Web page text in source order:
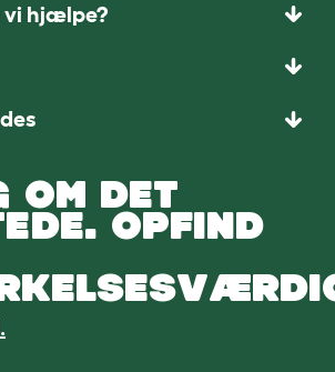
vi hjælpe?
OM DET
OPFIND